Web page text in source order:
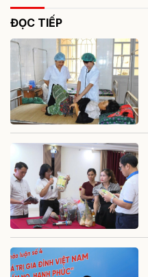
ĐỌC TIẾP